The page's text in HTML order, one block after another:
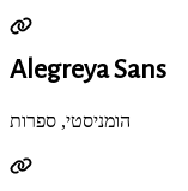
Alegreya Sans
הומניסטי, ספרות